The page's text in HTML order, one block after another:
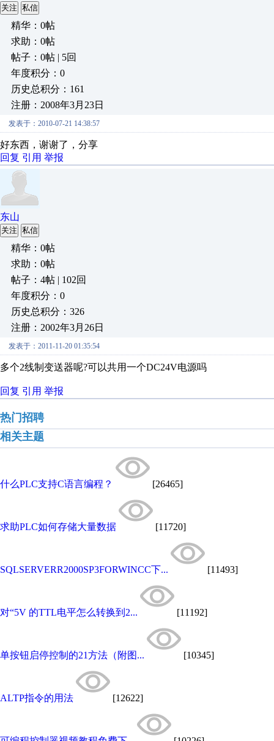
关注 私信
精华：0帖
求助：0帖
帖子：0帖 | 5回
年度积分：0
历史总积分：161
注册：2008年3月23日
发表于：2010-07-21 14:38:57
好东西，谢谢了，分享
回复 引用 举报
东山
关注 私信
精华：0帖
求助：0帖
帖子：4帖 | 102回
年度积分：0
历史总积分：326
注册：2002年3月26日
发表于：2011-11-20 01:35:54
多个2线制变送器呢?可以共用一个DC24V电源吗
回复 引用 举报
热门招聘
相关主题
什么PLC支持C语言编程？ [26465]
求助PLC如何存储大量数据 [11720]
SQLSERVERR2000SP3FORWINCC下... [11493]
对“5V 的TTL电平怎么转换到2... [11192]
单按钮启停控制的21方法（附图... [10345]
ALTP指令的用法 [12622]